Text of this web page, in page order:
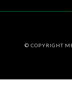
© COPYRIGHT